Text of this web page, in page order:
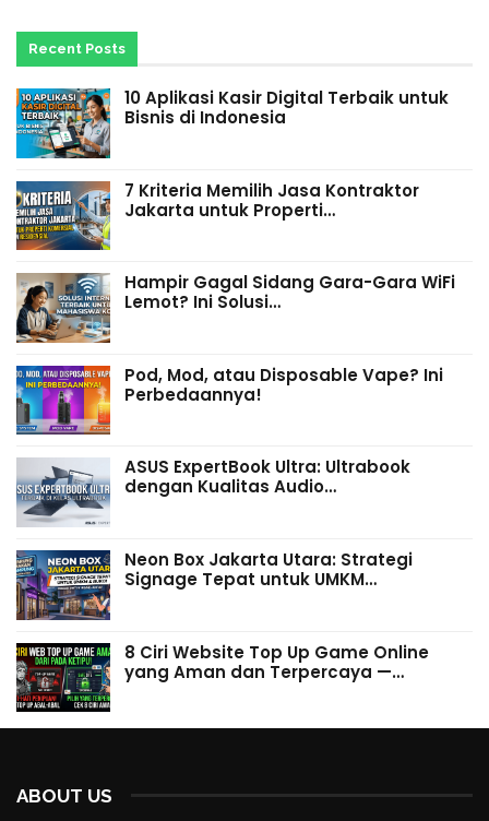
Recent Posts
10 Aplikasi Kasir Digital Terbaik untuk
Bisnis di Indonesia
7 Kriteria Memilih Jasa Kontraktor
Jakarta untuk Properti…
Hampir Gagal Sidang Gara-Gara WiFi
Lemot? Ini Solusi…
Pod, Mod, atau Disposable Vape? Ini
Perbedaannya!
ASUS ExpertBook Ultra: Ultrabook
dengan Kualitas Audio…
Neon Box Jakarta Utara: Strategi
Signage Tepat untuk UMKM…
8 Ciri Website Top Up Game Online
yang Aman dan Terpercaya —…
ABOUT US